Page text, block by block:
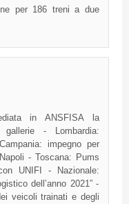
per 186 treni a due
in ANSFISA la
- Lombardia:
impegno per
- Toscana: Pums
UNIFI - Nazionale:
dell’anno 2021” -
veicoli trainati e degli